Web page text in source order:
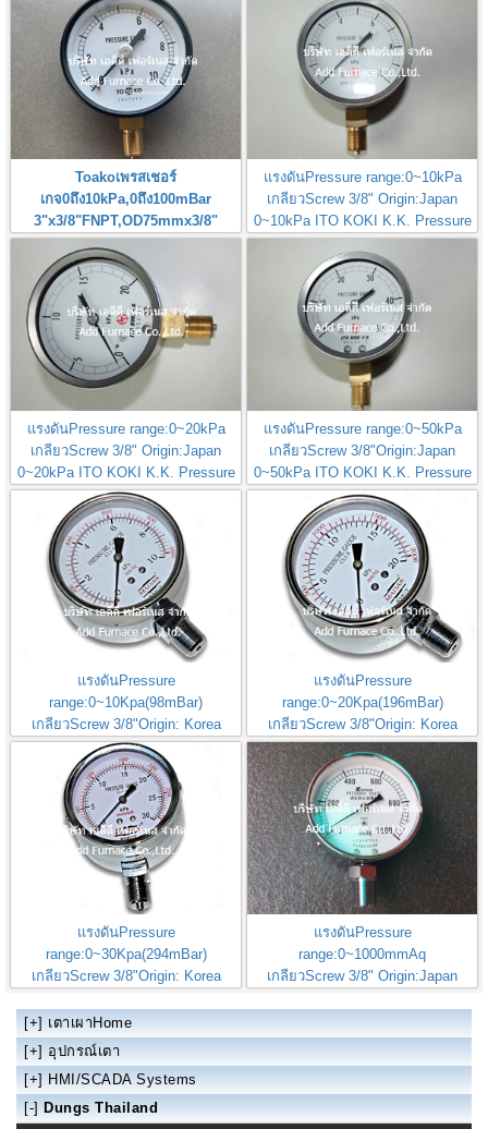
100mBar
50mBar
Toakoเพรสเชอร์
เกจ0ถึง10kPa,0ถึง100mBar
3"x3/8"FNPT,OD75mmx3/8"
Pressure Gauge 0-10kPa,0-
100mBar
แรงดันPressure range:0~10kPa
เกลียวScrew 3/8" Origin:Japan
0~10kPa ITO KOKI K.K. Pressure
Gauge
แรงดันPressure range:0~20kPa
เกลียวScrew 3/8" Origin:Japan
0~20kPa ITO KOKI K.K. Pressure
Gauge
แรงดันPressure range:0~50kPa
เกลียวScrew 3/8"Origin:Japan
0~50kPa ITO KOKI K.K. Pressure
Gauge
แรงดันPressure
range:0~10Kpa(98mBar)
เกลียวScrew 3/8"Origin: Korea
0~10kpa Madas Pressure Gauge
แรงดันPressure
range:0~20Kpa(196mBar)
เกลียวScrew 3/8"Origin: Korea
0~20kpa Madas Pressure Gauge
แรงดันPressure
range:0~30Kpa(294mBar)
เกลียวScrew 3/8"Origin: Korea
แรงดันPressure
range:0~1000mmAq
เกลียวScrew 3/8" Origin:Japan
[+] เตาเผาHome
[+] อุปกรณ์เตา
[+] HMI/SCADA Systems
[-] Dungs Thailand